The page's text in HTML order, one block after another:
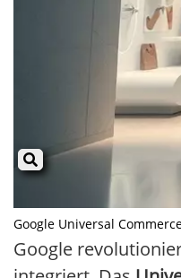
Google Universal
Google